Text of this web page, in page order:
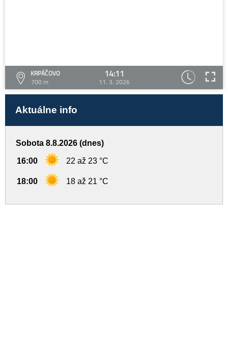
KRPÁČOVO
700 m
14:11
11. 3. 2026
Aktuálne info
Sobota 8.8.2026 (dnes)
16:00 22 až 23 °C
18:00 18 až 21 °C